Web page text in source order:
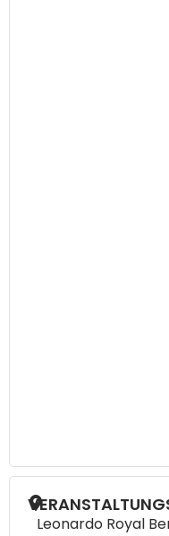
Leonardo Royal